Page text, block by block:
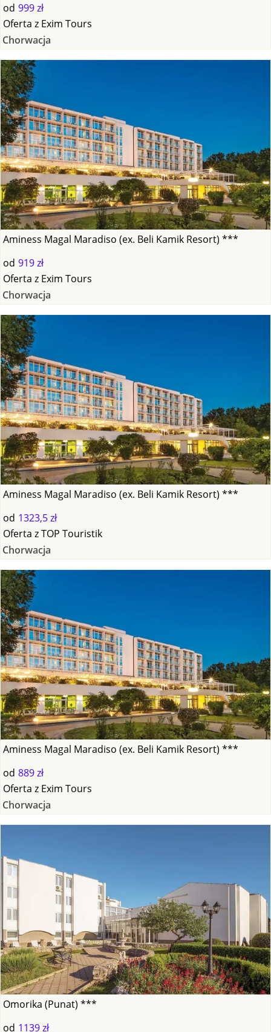
od 999 zł
Oferta z Exim Tours
Chorwacja
Aminess Magal Maradiso (ex. Beli Kamik Resort) ***
od 919 zł
Oferta z Exim Tours
Chorwacja
Aminess Magal Maradiso (ex. Beli Kamik Resort) ***
od 1323,5 zł
Oferta zTOP Touristik
Chorwacja
Aminess Magal Maradiso (ex. Beli Kamik Resort) ***
od 889 zł
Oferta z Exim Tours
Chorwacja
Omorika (Punat) ***
od 1139 zł